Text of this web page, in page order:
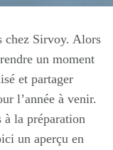
chez Sirvoy. Alors
un moment
et partager
l’année à venir.
la préparation
un aperçu en